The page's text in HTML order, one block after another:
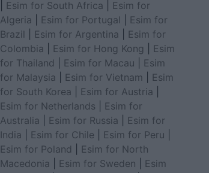
Esim for South Africa
Esim for
Algeria
Esim for Portugal
Esim for
Brazil
Esim for Argentina
Esim for
Colombia
Esim for Hong Kong
Esim
for Thailand
Esim for Macau
Esim
for Malaysia
Esim for Vietnam
Esim
for South Korea
Esim for Austria
Esim for Netherlands
Esim for
Australia
Esim for Russia
Esim for
India
Esim for Chile Esim for Peru
Esim for Poland
Esim for North
Macedonia
Esim for Sweden
Esim